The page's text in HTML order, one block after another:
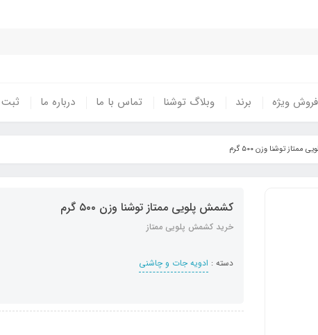
فروش ویژه برند وبلاگ توشنا تماس با ما درباره ما ثبت
توشنا وزن ۵۰۰ گرم
کشمش پلویی ممتاز توشنا وزن ۵۰۰ گرم
خرید کشمش پلویی ممتاز
دسته : ادویه جات و چاشنی